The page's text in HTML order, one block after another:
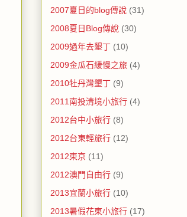
2007夏日的blog傳說 (31)
2008夏日Blog傳說 (30)
2009過年去墾丁 (10)
2009金瓜石緩慢之旅 (4)
2010牡丹灣墾丁 (9)
2011南投清境小旅行 (4)
2012台中小旅行 (8)
2012台東輕旅行 (12)
2012東京 (11)
2012澳門自由行 (9)
2013宜蘭小旅行 (10)
2013暑假花東小旅行 (17)